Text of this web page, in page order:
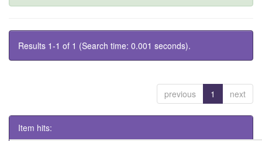
Results 1-1 of 1 (Search time: 0.001 seconds).
previous 1 next
Item hits: